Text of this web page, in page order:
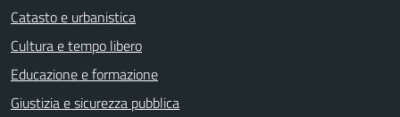
Catasto e urbanistica
Cultura e tempo libero
Educazione e formazione
Giustizia e sicurezza pubblica